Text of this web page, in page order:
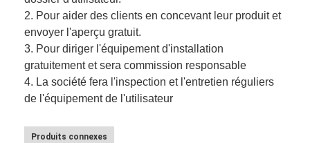
2. Pour aider des clients en concevant leur produit et
envoyer l'aperçu gratuit.
3. Pour diriger l'équipement d'installation
gratuitement et sera commission responsable
4. La société fera l'inspection et l'entretien réguliers
de l'équipement de l'utilisateur
Produits connexes